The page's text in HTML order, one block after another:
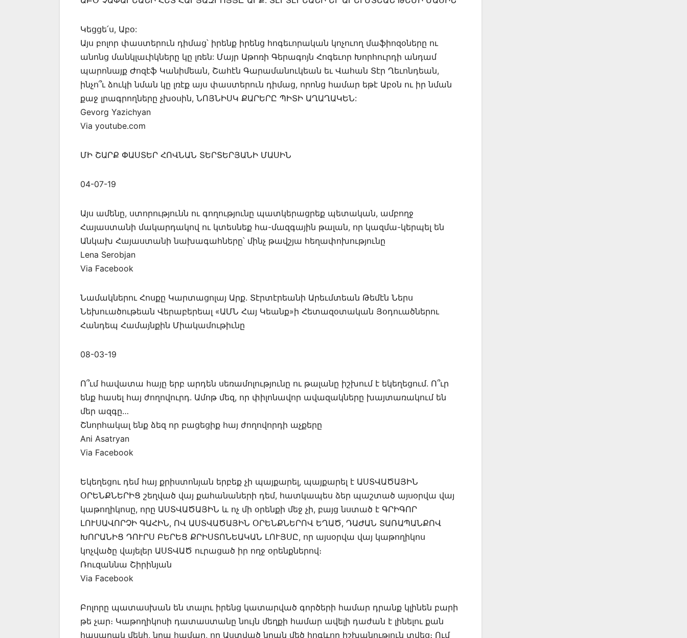
Կեցցե՛ս, Աբօ:
Այս բոլոր փաստերուն դիմաց՝ իրենք իրենց հոգեւորական կոչուող մաֆիոզօները ու
անոնց մանկլաւիկները կը լռեն: Մայր Աթոռի Գերագոյն Հոգեւոր Խորհուրդի անդամ
պարոնայք Ժոզէֆ Կանիմեան, Շահէն Գարամանուկեան եւ Վահան Տէր Ղեւոնդեան,
ինչո՞ւ ձուկի նման կը լռէք այս փաստերուն դիմաց, որոնց համար եթէ Աբօն ու իր նման
քաջ լրագրողները չխօսին, ՆՈՅՆԻՍԿ ՔԱՐԵՐԸ ՊԻՏԻ ԱՂԱՂԱԿԵՆ:
Gevorg Yazichyan
Via youtube.com
ՄԻ ՇԱՐՔ ՓԱՍՏԵՐ ՀՈՎՆԱՆ ՏԵՐՏԵՐՅԱՆԻ ՄԱՍԻՆ
04-07-19
Այս ամենը, ստորությունն ու գողությունը պատկերացրեք պետական, ամբողջ
Հայաստանի մակարդակով ու կտեսնեք հա-մազգային թալան, որ կազմա-կերպել են
Անկախ Հայաստանի նախագահները՝ մինչ թավշյա հեղափոխությունը
Lena Serobjan
Via Facebook
Նամակներու Հոսքը Կարտացոլայ Արք. Տէրտէրեանի Արեւմտեան Թեմէն Ներս
Նեխուածութեան Վերաբերեալ «ԱՄՆ Հայ Կեանք»ի Հետազօտական Յօդուածներու
Հանդեպ Համայնքին Միակամութիւնը
08-03-19
Ո՞ւմ հավատա հայը երբ արդեն սեռամոլությունը ու թալանը իշխում է եկեղեցում. Ո՞ւր
ենք հասել հայ ժողովուրդ. Ամոթ մեզ, որ փիլոնավոր ավազակները խայտառակում են
մեր ազգը…
Շնորհակալ ենք ձեզ որ բացեցիք հայ ժողովորդի աչքերը
Ani Asatryan
Via Facebook
Եկեղեցու դեմ հայ քրիստոնյան երբեք չի պայքարել, պայքարել է ԱՍՏՎԱԾԱՅԻՆ
ՕՐԵՆՔՆԵՐԻՑ շեղված վայ քահանաների դեմ, հատկապես ձեր պաշտած այսօրվա վայ
կաթողիկոսը, որը ԱՍՏՎԱԾԱՅԻՆ և ոչ մի օրենքի մեջ չի, բայց նստած է ԳՐԻԳՈՐ
ԼՈՒՍԱՎՈՐՉԻ ԳԱՀԻՆ, ՈՎ ԱՍՏՎԱԾԱՅԻՆ ՕՐԵՆՔՆԵՐՈՎ ԵՂԱԾ, ԴԱԺԱՆ ՏԱՌԱՊԱՆՔՈՎ
ԽՈՐԱՆԻՑ ԴՈՒՐՍ ԲԵՐԵՑ ՔՐԻՍՏՈՆԵԱԿԱՆ ԼՈՒՅՍԸ, որ այսօրվա վայ կաթողիկոս
կոչվածը վայելեր ԱՍՏՎԱԾ ուրացած իր ողջ օրենքներով։
Ռուզաննա Շիրինյան
Via Facebook
Բոլորը պատասխան են տալու իրենց կատարված գործերի համար դրանք կլինեն բարի
թե չար։ Կաթողիկոսի դատաստանը նույն մեղքի համար ավելի դաժան է լինելու քան
հասարակ մեկի, նրա համար, որ Աստված նրան մեծ հոգևոր իշխանություն տվեց։ Ում